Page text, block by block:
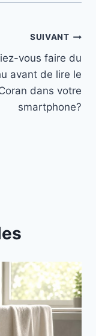
SUIVANT
vous faire du
avant de lire le
dans votre
smartphone?